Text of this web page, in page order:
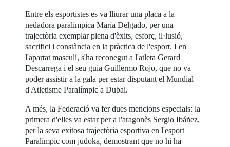
Entre els esportistes es va lliurar una placa a la
nedadora paralímpica María Delgado, per una
trajectòria exemplar plena d'èxits, esforç, il·lusió,
sacrifici i constància en la pràctica de l'esport. I en
l'apartat masculí, s'ha reconegut a l'atleta Gerard
Descarrega i el seu guia Guillermo Rojo, que no va
poder assistir a la gala per estar disputant el Mundial
d'Atletisme Paralímpic a Dubai.
A més, la Federació va fer dues mencions especials: la
primera d'elles va estar per a l'aragonès Sergio Ibáñez,
per la seva exitosa trajectòria esportiva en l'esport
Paralímpic com judoka, demostrant que no hi ha